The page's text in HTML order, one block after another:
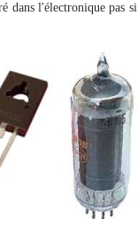
dans l'électronique pas